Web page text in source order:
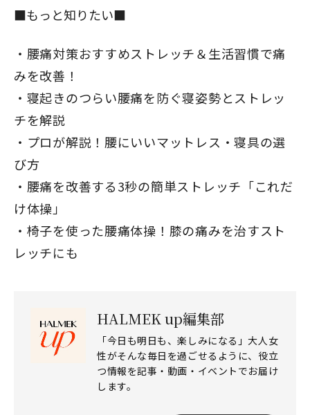
■もっと知りたい■
腰痛対策おすすめストレッチ＆生活習慣で痛
みを改善！
寝起きのつらい腰痛を防ぐ寝姿勢とストレッ
チを解説
プロが解説！腰にいいマットレス・寝具の選
び方
腰痛を改善する3秒の簡単ストレッチ「これだ
け体操」
椅子を使った腰痛体操！膝の痛みを治すスト
レッチにも
HALMEK up編集部
「今日も明日も、楽しみになる」大人女
性がそんな毎日を過ごせるように、役立
つ情報を記事・動画・イベントでお届け
します。